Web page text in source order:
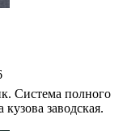
Система полного
заводская.